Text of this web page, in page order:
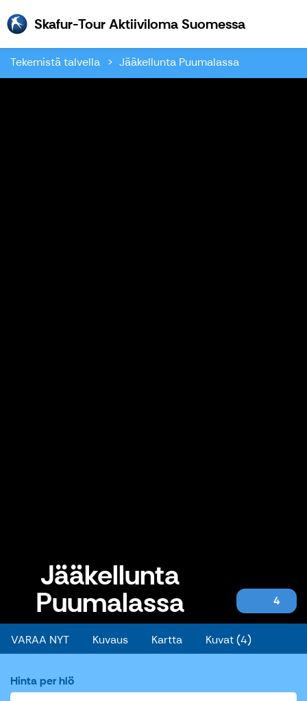
Skafur-Tour Aktiiviloma SuomessaSkafur-
Tekemistä talvella Jääkellunta Puumalassa
Jääkellunta
Puumalassa 4
Jääkellunta Puumalassa
VARAA NYT Kuvaus Kartta Kuvat (4)
Hinta per hlö